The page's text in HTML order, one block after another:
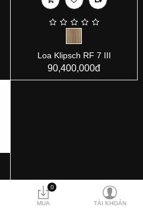
0
MUA TÀI KHOẢN
Loa Klipsch RF 7 III
90,400,000đ